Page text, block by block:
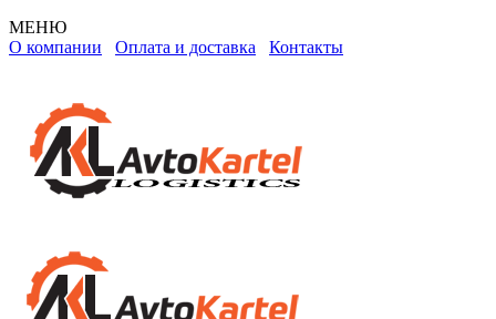
МЕНЮ
О компании
Оплата и доставка Контакты